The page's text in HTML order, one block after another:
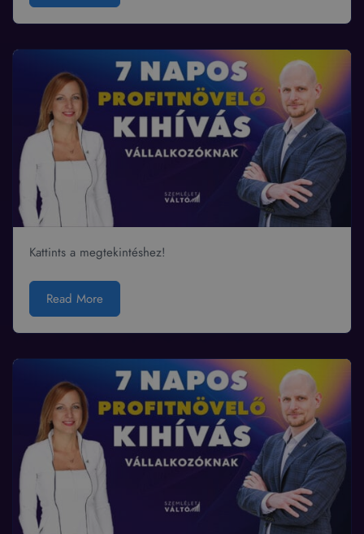
Kattints a megtekintéshez!
Read More